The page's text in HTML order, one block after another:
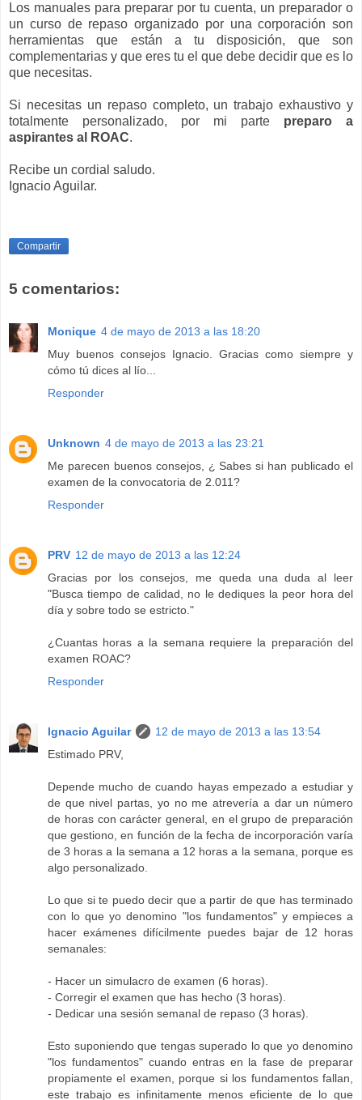
Los manuales para preparar por tu cuenta, un preparador o
un curso de repaso organizado por una corporación son
herramientas que están a tu disposición, que son
complementarias y que eres tu el que debe decidir que es lo
que necesitas.
Si necesitas un repaso completo, un trabajo exhaustivo y
totalmente personalizado, por mi parte preparo a
aspirantes al ROAC.
Recibe un cordial saludo.
Ignacio Aguilar.
Compartir
5 comentarios:
Monique 4 de mayo de 2013 a las 18:20
Muy buenos consejos Ignacio. Gracias como siempre y
cómo tú dices al lío...
Responder
Unknown 4 de mayo de 2013 a las 23:21
Me parecen buenos consejos, ¿ Sabes si han publicado el
examen de la convocatoria de 2.011?
Responder
PRV 12 de mayo de 2013 a las 12:24
Gracias por los consejos, me queda una duda al leer
"Busca tiempo de calidad, no le dediques la peor hora del
día y sobre todo se estricto."
¿Cuantas horas a la semana requiere la preparación del
examen ROAC?
Responder
Ignacio Aguilar
12 de mayo de 2013 a las 13:54
Estimado PRV,
Depende mucho de cuando hayas empezado a estudiar y
de que nivel partas, yo no me atrevería a dar un número
de horas con carácter general, en el grupo de preparación
que gestiono, en función de la fecha de incorporación varía
de 3 horas a la semana a 12 horas a la semana, porque es
algo personalizado.
Lo que si te puedo decir que a partir de que has terminado
con lo que yo denomino "los fundamentos" y empieces a
hacer exámenes difícilmente puedes bajar de 12 horas
semanales:
- Hacer un simulacro de examen (6 horas).
- Corregir el examen que has hecho (3 horas).
- Dedicar una sesión semanal de repaso (3 horas).
Esto suponiendo que tengas superado lo que yo denomino
"los fundamentos" cuando entras en la fase de preparar
propiamente el examen, porque si los fundamentos fallan,
este trabajo es infinitamente menos eficiente de lo que